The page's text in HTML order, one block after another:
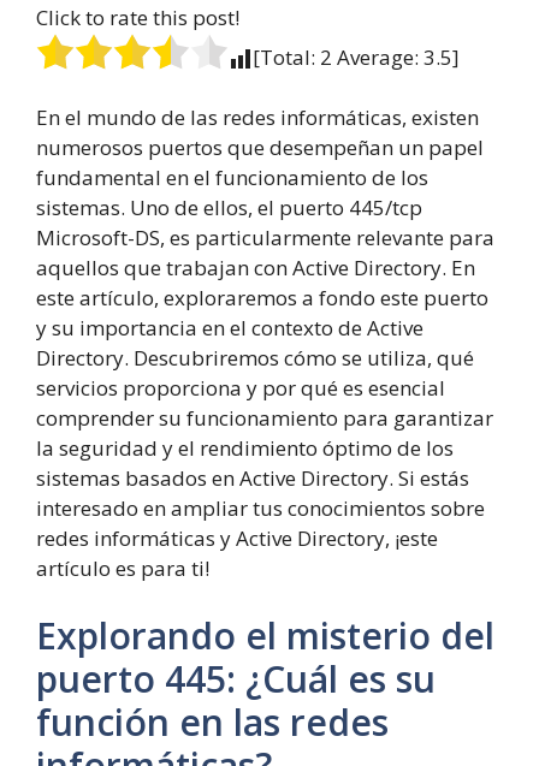
Click to rate this post!
[Total: 2 Average: 3.5]
En el mundo de las redes informáticas, existen
numerosos puertos que desempeñan un papel
fundamental en el funcionamiento de los
sistemas. Uno de ellos, el puerto 445/tcp
Microsoft-DS, es particularmente relevante para
aquellos que trabajan con Active Directory. En
este artículo, exploraremos a fondo este puerto
y su importancia en el contexto de Active
Directory. Descubriremos cómo se utiliza, qué
servicios proporciona y por qué es esencial
comprender su funcionamiento para garantizar
la seguridad y el rendimiento óptimo de los
sistemas basados en Active Directory. Si estás
interesado en ampliar tus conocimientos sobre
redes informáticas y Active Directory, ¡este
artículo es para ti!
Explorando el misterio del
puerto 445: ¿Cuál es su
función en las redes